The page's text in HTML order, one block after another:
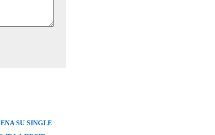
SU SINGLE